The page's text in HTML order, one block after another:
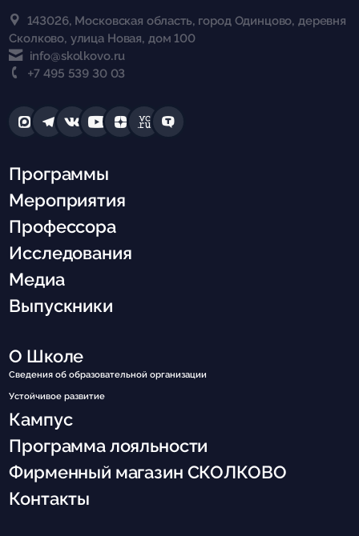
143026, Московская область, город Одинцово, деревня
Сколково, улица Новая, дом 100
info@skolkovo.ru
+7 495 539 30 03
Программы
Мероприятия
Профессора
Исследования
Медиа
Выпускники
О Школе
Сведения об образовательной организации
Устойчивое развитие
Кампус
Программа лояльности
Фирменный магазин СКОЛКОВО
Контакты